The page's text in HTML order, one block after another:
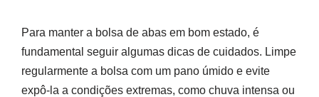
Para manter a bolsa de abas em bom estado, é
fundamental seguir algumas dicas de cuidados. Limpe
regularmente a bolsa com um pano úmido e evite
expô-la a condições extremas, como chuva intensa ou